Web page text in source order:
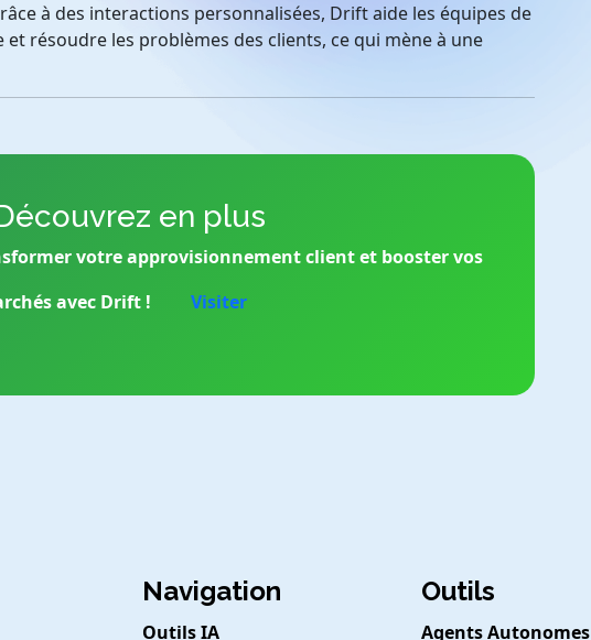
à des interactions personnalisées, Drift aide les équipes de
résoudre les problèmes des clients, ce qui mène à une
en plus
votre approvisionnement client et booster vos
avec Drift !
Visiter
Navigation
Outils IA
Outils
Agents Autonomes